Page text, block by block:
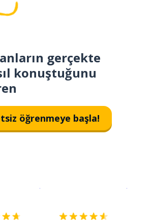
gerçekte
konuştuğunu
öğrenmeye başla!